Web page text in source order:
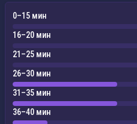
0–15 мин
16–20 мин
21–25 мин
26–30 мин
31–35 мин
36–40 мин